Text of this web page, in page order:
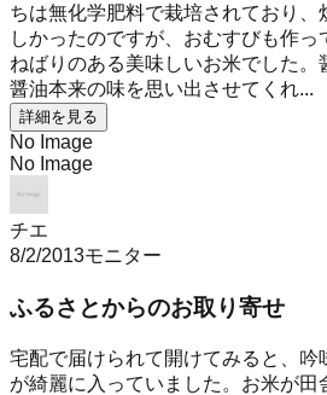
ちは無化学肥料で栽培されており、
しかったのですが、おむすびも作っ
ねばりのある美味しいお米でした。
醤油本来の味を思い出させてくれ...
詳細を見る
No Image
No Image
チエ
8/2/2013モニター
ふるさとからのお取り寄せ
宅配で届けられて開けてみると、吟
が綺麗に入っていました。お米が田